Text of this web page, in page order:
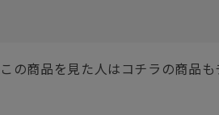
この商品を見た人はコチラの商品